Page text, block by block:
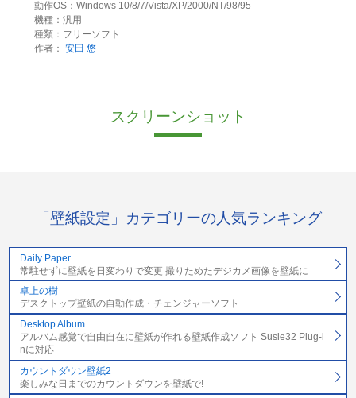
動作OS：Windows 10/8/7/Vista/XP/2000/NT/98/95
機種：汎用
種類：フリーソフト
作者： 安田 悠
スクリーンショット
「壁紙設定」カテゴリーの人気ランキング
Daily Paper
常駐せずに壁紙を日変わりで変更 撮りためたデジカメ画像を壁紙に
卓上の樹
デスクトップ壁紙の自動作成・チェンジャーソフト
Desktop Album
アルバム感覚で自由自在に壁紙が作れる壁紙作成ソフト Susie32 Plug-i
nに対応
カウントダウン壁紙2
楽しみな日までのカウントダウンを壁紙で!